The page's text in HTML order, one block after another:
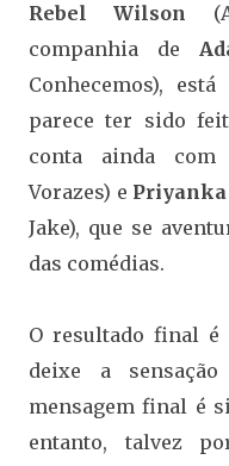
Rebel Wilson
companhia de
Conhecemos),
parece ter sido
conta ainda com
Vorazes) e
Jake), que se
das comédias.
O resultado final é
deixe a
mensagem final é
entanto, talvez